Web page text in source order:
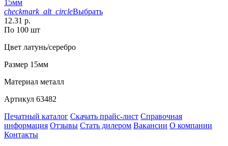
15мм
checkmark_alt_circleВыбрать
12.31 р.
По 100 шт
Цвет латунь/серебро
Размер 15мм
Материал металл
Артикул 63482
Печатный каталог Скачать прайс-лист Справочная
информация Отзывы Стать дилером Вакансии О компании
Контакты